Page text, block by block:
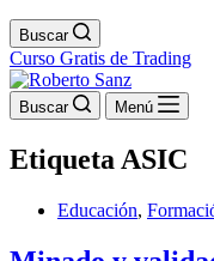
Buscar
Curso Gratis de Trading
Buscar Menú
Etiqueta ASIC
Educación,